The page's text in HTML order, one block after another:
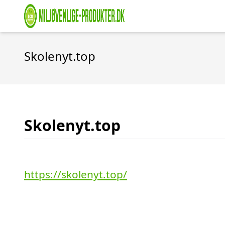
Skolenyt.top
Skolenyt.top
https://skolenyt.top/